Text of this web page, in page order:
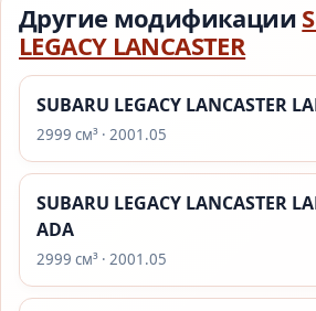
Другие модификации
LEGACY LANCASTER
SUBARU LEGACY LANCASTER
2999 см³ · 2001.05
SUBARU LEGACY LANCASTER
ADA
2999 см³ · 2001.05